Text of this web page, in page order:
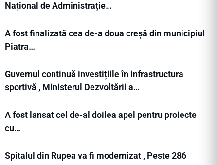
Național de Administrație…
A fost finalizată cea de-a doua creșă din municipiul
Piatra…
Guvernul continuă investițiile în infrastructura
sportivă , Ministerul Dezvoltării a…
A fost lansat cel de-al doilea apel pentru proiecte
cu…
Spitalul din Rupea va fi modernizat , Peste 286